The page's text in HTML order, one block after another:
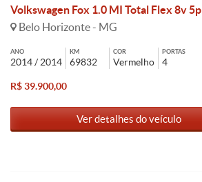
Volkswagen Fox 1.0 MI Total Flex 8v 5p
Belo Horizonte - MG
ANO
2014 / 2014
KM
69832
COR
Vermelho
PORTAS
4
R$ 39.900,00
Ver detalhes do veículo